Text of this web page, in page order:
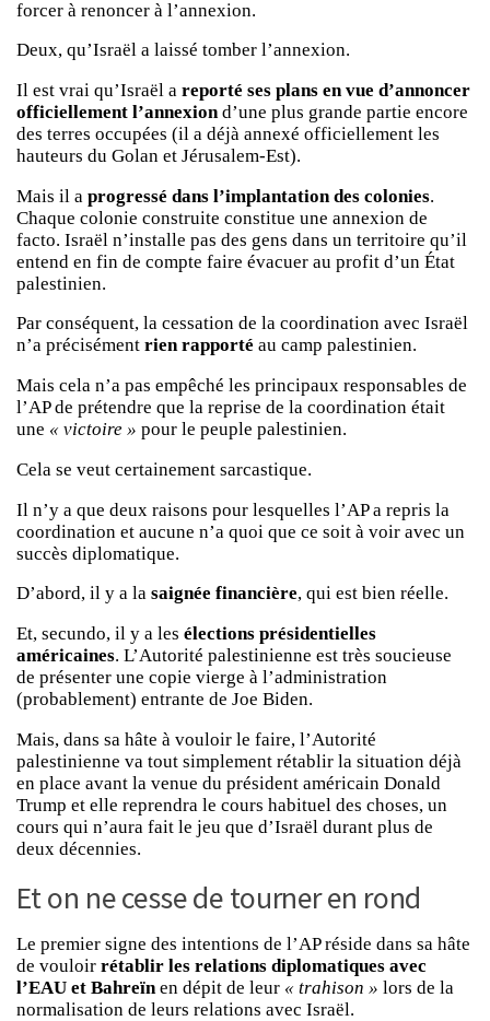
forcer à renoncer à l’annexion.
Deux, qu’Israël a laissé tomber l’annexion.
Il est vrai qu’Israël a reporté ses plans en vue d’annoncer
officiellement l’annexiond’une plus grande partie encore
des terres occupées (il a déjà annexé officiellement les
hauteurs du Golan et Jérusalem-Est).
Mais il a progressé dans l’implantation des colonies.
Chaque colonie construite constitue une annexion de
facto. Israël n’installe pas des gens dans un territoire qu’il
entend en fin de compte faire évacuer au profit d’un État
palestinien.
Par conséquent, la cessation de la coordination avec Israël
n’a précisément rien rapporté au camp palestinien.
Mais cela n’a pas empêché les principaux responsables de
l’AP de prétendre que la reprise de la coordination était
une « victoire » pour le peuple palestinien.
Cela se veut certainement sarcastique.
Il n’y a que deux raisons pour lesquelles l’AP a repris la
coordination et aucune n’a quoi que ce soit à voir avec un
succès diplomatique.
D’abord, il y a la saignée financière, qui est bien réelle.
Et, secundo, il y a les élections présidentielles
américaines. L’Autorité palestinienne est très soucieuse
de présenter une copie vierge à l’administration
(probablement) entrante de Joe Biden.
Mais, dans sa hâte à vouloir le faire, l’Autorité
palestinienne va tout simplement rétablir la situation déjà
en place avant la venue du président américain Donald
Trump et elle reprendra le cours habituel des choses, un
cours qui n’aura fait le jeu que d’Israël durant plus de
deux décennies.
Et on ne cesse de tourner en rond
Le premier signe des intentions de l’AP réside dans sa hâte
de vouloir rétablir les relations diplomatiques avec
l’EAU et Bahreïn en dépit de leur « trahison » lors de la
normalisation de leurs relations avec Israël.